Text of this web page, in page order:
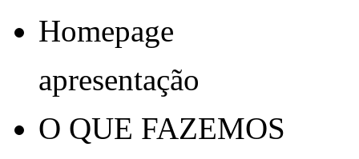
Homepage
apresentação
O QUE FAZEMOS